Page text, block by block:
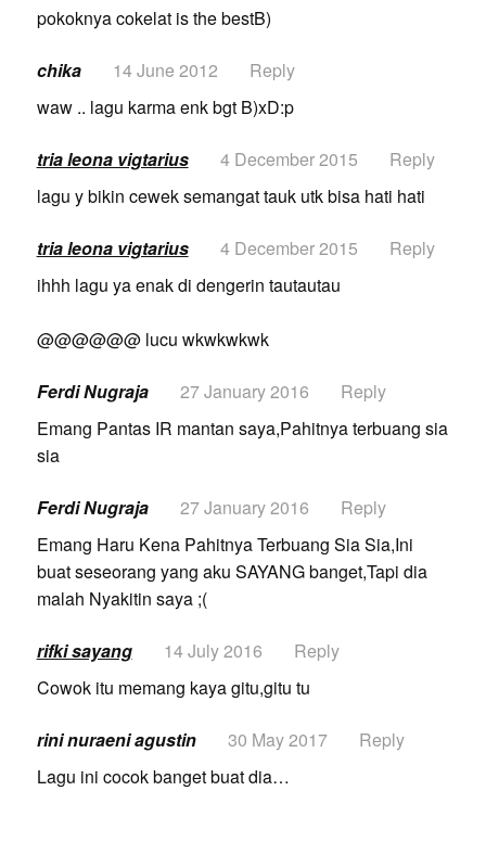
pokoknya cokelat is the bestB)
chika 14 June 2012
Reply
waw .. lagu karma enk bgt B)xD:p
tria leona vigtarius 4 December 2015
Reply
lagu y bikin cewek semangat tauk utk bisa hati hati
tria leona vigtarius 4 December 2015
Reply
ihhh lagu ya enak di dengerin tautautau
@@@@@@ lucu wkwkwkwk
Ferdi Nugraja 27 January 2016
Reply
Emang Pantas IR mantan saya,Pahitnya terbuang sia
sia
Ferdi Nugraja 27 January 2016
Reply
Emang Haru Kena Pahitnya Terbuang Sia Sia,Ini
buat seseorang yang aku SAYANG banget,Tapi dia
malah Nyakitin saya ;(
rifki sayang 14 July 2016
Reply
Cowok itu memang kaya gitu,gitu tu
rini nuraeni agustin 30 May 2017
Reply
Lagu ini cocok banget buat dia…